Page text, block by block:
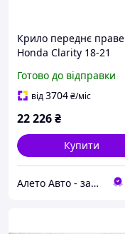
Крило переднє праве
Honda Clarity 18-21
797M, фарбовано 0.2
60211TRVA90ZZ
Готово до відправки
від3704₴/міс
22 226₴
Купити
Алето Авто - запчастини на авто зі США